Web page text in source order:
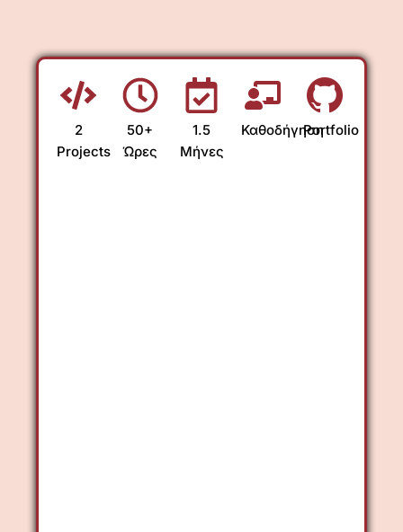
2
Projects
50+
Ώρες
1.5
Μήνες
ΚαθοδήγησηPortfolio